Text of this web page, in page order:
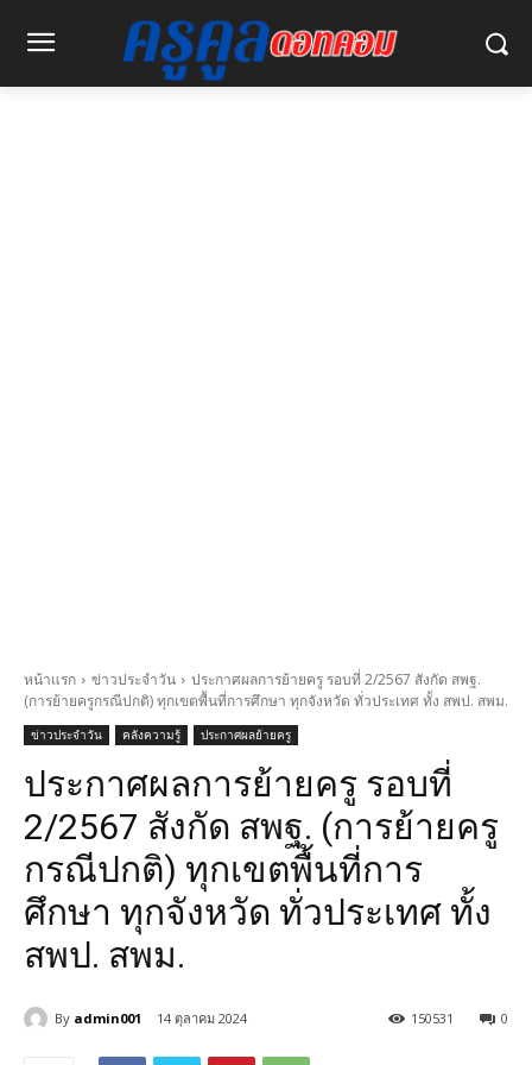
หน้าแรก ข่าวประจำวัน
ประกาศผลการย้ายครู รอบที่ 2/2567 สังกัด สพฐ.
(การย้ายครูกรณีปกติ) ทุกเขตพื้นที่การศึกษา ทุกจังหวัด ทั่วประเทศ ทั้ง สพป. สพม.
ข่าวประจำวัน คลังความรู้ ประกาศผลย้ายครู
ประกาศผลการย้ายครู รอบที่
2/2567 สังกัด สพฐ. (การย้ายครู
กรณีปกติ) ทุกเขตพื้นที่การ
ศึกษา ทุกจังหวัด ทั่วประเทศ ทั้ง
สพป. สพม.
By admin001 14 ตุลาคม 2024 0
150531